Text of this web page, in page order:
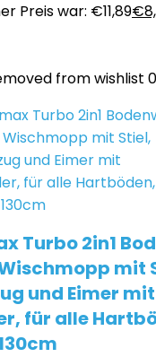
Preis war: €11,89€
from wishlist 0
Turbo 2in1
mit
und Eimer mit
für alle